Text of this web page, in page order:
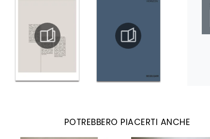
POTREBBERO PIACERTI ANCHE